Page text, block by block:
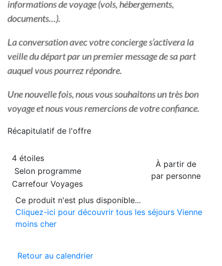
Récapitulatif de l'offre
À partir de
par personne
4 étoiles
Selon programme
Carrefour Voyages
Ce produit n'est plus disponible...
Cliquez-ici pour découvrir tous les séjours Vienne
moins cher
Retour au calendrier